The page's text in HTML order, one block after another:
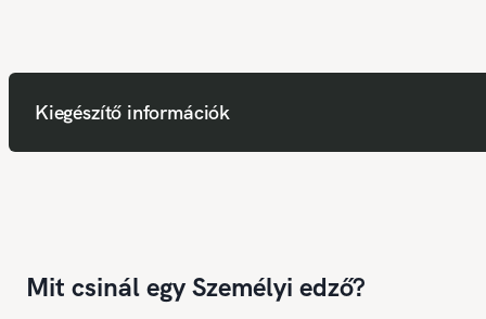
Kiegészítő információk
Mit csinál egy Személyi edző?